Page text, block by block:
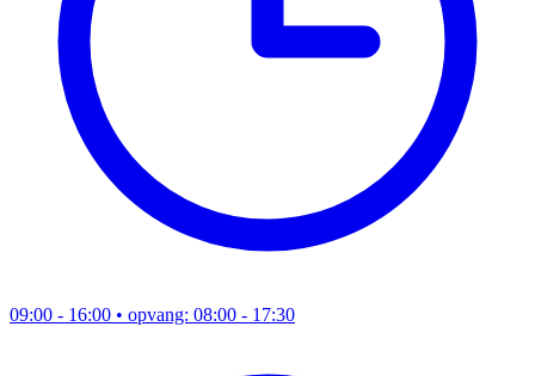
09:00 - 16:00 • opvang: 08:00 - 17:30